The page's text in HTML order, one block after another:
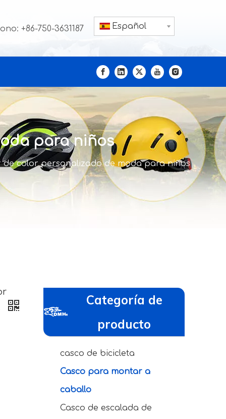
+86-750-3631187 Español
para niños
de color personalizado de moda para niños
Categoría de
producto
casco de bicicleta
Casco para montar a
caballo
Casco de escalada de